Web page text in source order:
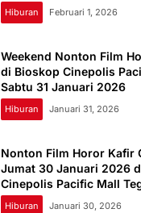
Hiburan Februari 1, 2026
Weekend Nonton Film
di Bioskop Cinepolis
Sabtu 31 Januari 2026
Hiburan Januari 31, 2026
Nonton Film Horor Kafir
Jumat 30 Januari 2026
Cinepolis Pacific Mall
Hiburan Januari 30, 2026